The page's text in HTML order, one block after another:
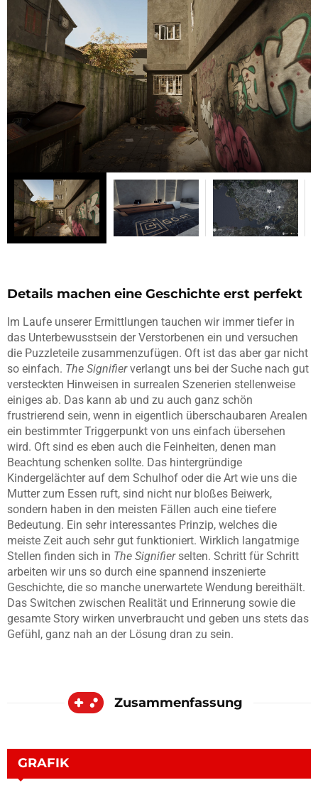
Details machen eine Geschichte erst perfekt
Im Laufe unserer Ermittlungen tauchen wir immer tiefer in
das Unterbewusstsein der Verstorbenen ein und versuchen
die Puzzleteile zusammenzufügen. Oft ist das aber gar nicht
so einfach. The Signifierverlangt uns bei der Suche nach gut
versteckten Hinweisen in surrealen Szenerien stellenweise
einiges ab. Das kann ab und zu auch ganz schön
frustrierend sein, wenn in eigentlich überschaubaren Arealen
ein bestimmter Triggerpunkt von uns einfach übersehen
wird. Oft sind es eben auch die Feinheiten, denen man
Beachtung schenken sollte. Das hintergründige
Kindergelächter auf dem Schulhof oder die Art wie uns die
Mutter zum Essen ruft, sind nicht nur bloßes Beiwerk,
sondern haben in den meisten Fällen auch eine tiefere
Bedeutung. Ein sehr interessantes Prinzip, welches die
meiste Zeit auch sehr gut funktioniert. Wirklich langatmige
Stellen finden sich in The Signifierselten. Schritt für Schritt
arbeiten wir uns so durch eine spannend inszenierte
Geschichte, die so manche unerwartete Wendung bereithält.
Das Switchen zwischen Realität und Erinnerung sowie die
gesamte Story wirken unverbraucht und geben uns stets das
Gefühl, ganz nah an der Lösung dran zu sein.
Zusammenfassung
GRAFIK